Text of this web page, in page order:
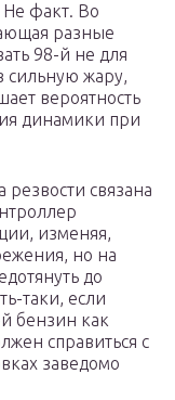
Не факт. Во
разные
98-й не для
сильную жару,
вероятность
динамики при
резвости связана
изменяя,
но на
до
таки, если
бензин как
справиться с
заведомо